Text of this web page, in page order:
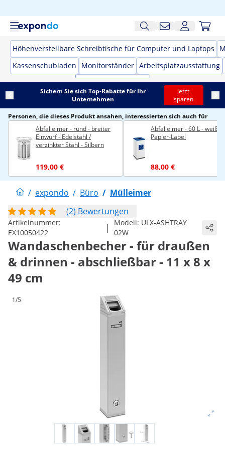
Höhenverstellbare Schreibtische für Computer und Laptops
Kassenschubladen
Monitorständer Arbeitsplatzausstattung
Sichern Sie sich Top-Rabatte für Ihr
Unternehmen
Jetzt
sparen
Personen, die dieses Produkt ansahen, interessierten sich auch für
Abfalleimer - rund - breiter
Einwurf - Edelstahl /
verzinkter Stahl - Silbern
119,00 €
Abfalleimer - 60 L - weiß -
Papier-Label
88,00 €
/ expondo / Büro / Mülleimer
(2) Bewertungen
Artikelnummer:
EX10050422
| Modell: ULX-ASHTRAY
02W
Wandaschenbecher - für draußen
& drinnen - abschließbar - 11 x 8 x
49 cm
1/5